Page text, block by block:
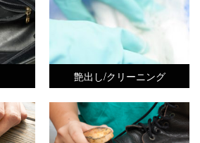
艶出し/クリーニング